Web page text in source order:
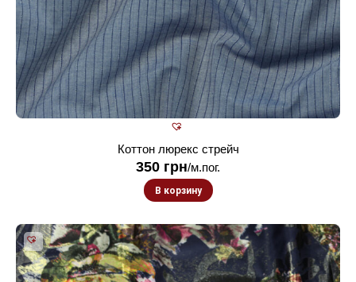
Коттон люрекс стрейч
350 грн/м.пог.
В корзину